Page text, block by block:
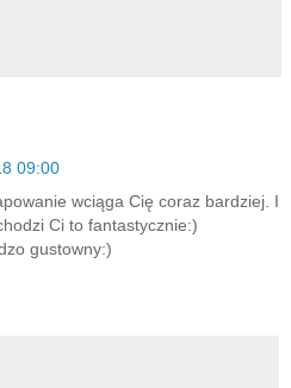
09:00
wciąga Cię coraz bardziej. I
Ci to fantastycznie:)
gustowny:)